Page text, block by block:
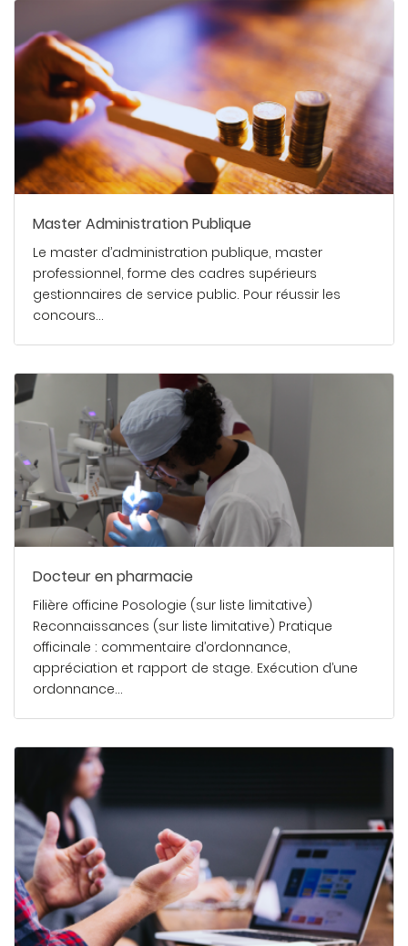
Master Administration Publique
Le master d’administration publique, master
professionnel, forme des cadres supérieurs
gestionnaires de service public. Pour réussir les
concours…
Docteur en pharmacie
Filière officine Posologie (sur liste limitative)
Reconnaissances (sur liste limitative) Pratique
officinale : commentaire d’ordonnance,
appréciation et rapport de stage. Exécution d’une
ordonnance…